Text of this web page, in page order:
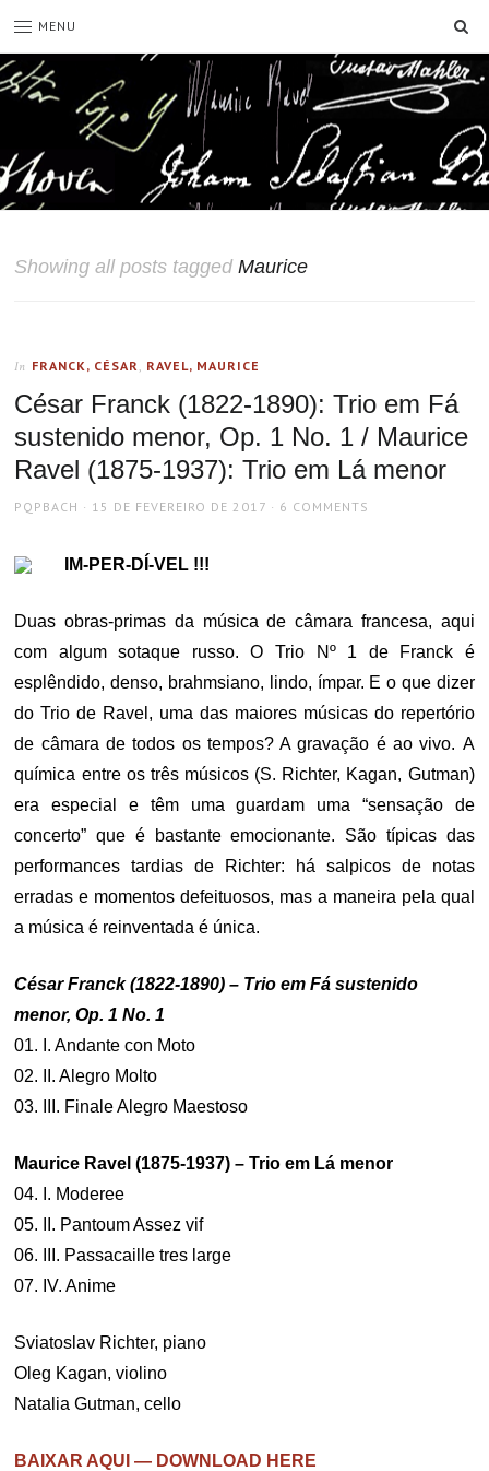
MENU
Showing all posts taggedMaurice
In FRANCK, CÉSAR, RAVEL, MAURICE
César Franck (1822-1890): Trio em Fá
sustenido menor, Op. 1 No. 1 / Maurice
Ravel (1875-1937): Trio em Lá menor
AUTHOR
PQPBACH
POSTED
15 DE FEVEREIRO DE 2017 6 COMMENTS
IM-PER-DÍ-VEL !!!
Duas obras-primas da música de câmara francesa, aqui
com algum sotaque russo. O Trio Nº 1 de Franck é
esplêndido, denso, brahmsiano, lindo, ímpar. E o que dizer
do Trio de Ravel, uma das maiores músicas do repertório
de câmara de todos os tempos? A gravação é ao vivo. A
química entre os três músicos (S. Richter, Kagan, Gutman)
era especial e têm uma guardam uma “sensação de
concerto” que é bastante emocionante. São típicas das
performances tardias de Richter: há salpicos de notas
erradas e momentos defeituosos, mas a maneira pela qual
a música é reinventada é única.
César Franck (1822-1890) – Trio em Fá sustenido
menor, Op. 1 No. 1
01. I. Andante con Moto
02. II. Alegro Molto
03. III. Finale Alegro Maestoso
Maurice Ravel (1875-1937) – Trio em Lá menor
04. I. Moderee
05. II. Pantoum Assez vif
06. III. Passacaille tres large
07. IV. Anime
Sviatoslav Richter, piano
Oleg Kagan, violino
Natalia Gutman, cello
BAIXAR AQUI — DOWNLOAD HERE